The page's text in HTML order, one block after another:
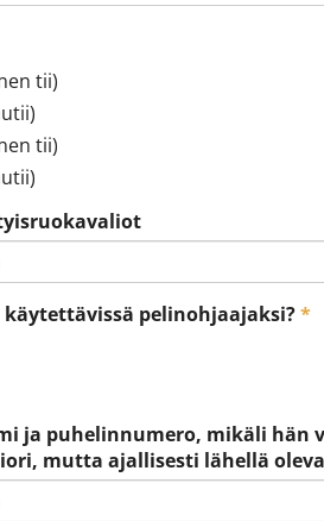
tii)
tii)
pelinohjaajaksi?*
ja puhelinnumero, mikäli hän
mutta ajallisesti lähellä